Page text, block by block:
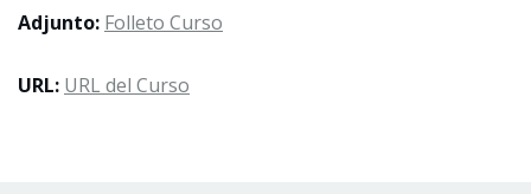
Adjunto: Folleto Curso
URL: URL del Curso